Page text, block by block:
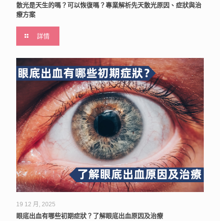
散光是天生的嗎？可以恢復嗎？專業解析先天散光原因、症狀與治
療方案
詳情
19 12 月, 2025
眼底出血有哪些初期症狀？了解眼底出血原因及治療